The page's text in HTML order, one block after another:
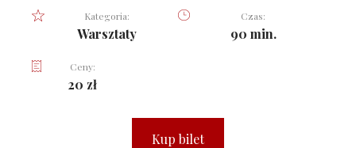
Kategoria:
Warsztaty
Czas:
90 min.
Ceny:
20 zł
Kup bilet